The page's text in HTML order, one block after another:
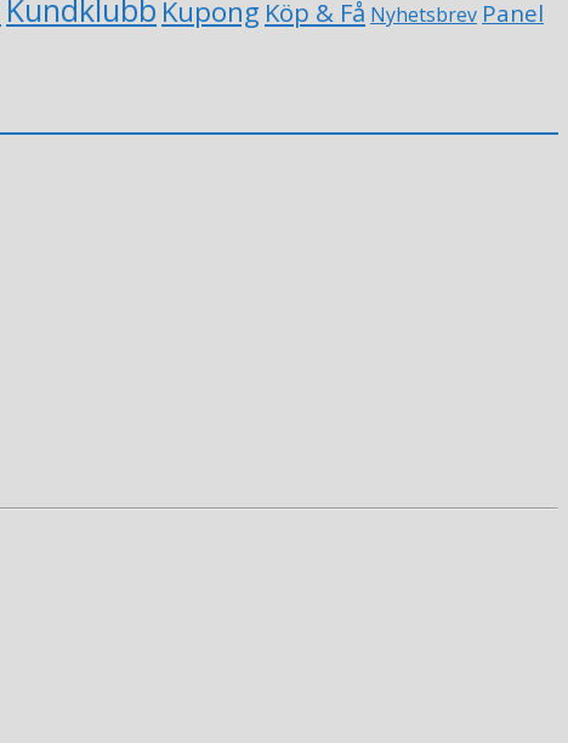
Kundklubb Kupong Köp & Få Nyhetsbrev Panel